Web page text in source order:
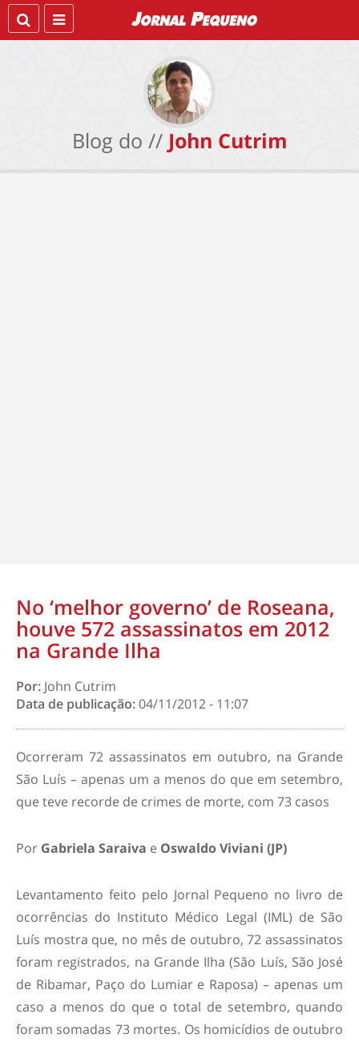
Blog do // John Cutrim
No ‘melhor governo’ de Roseana,
houve 572 assassinatos em 2012
na Grande Ilha
Por: John Cutrim
Data de publicação:04/11/2012 - 11:07
Ocorreram 72 assassinatos em outubro, na Grande
São Luís – apenas um a menos do que em setembro,
que teve recorde de crimes de morte, com 73 casos
Por Gabriela Saraiva e Oswaldo Viviani (JP)
Levantamento feito pelo Jornal Pequeno no livro de
ocorrências do Instituto Médico Legal (IML) de São
Luís mostra que, no mês de outubro, 72 assassinatos
foram registrados, na Grande Ilha (São Luís, São José
de Ribamar, Paço do Lumiar e Raposa) – apenas um
caso a menos do que o total de setembro, quando
foram somadas 73 mortes. Os homicídios de outubro